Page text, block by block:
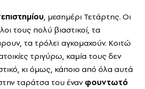
, μεσημέρι Τετάρτης. Οι
τους πολύ βιαστικοί, τα
τα τρόλεϊ αγκομαχούν. Κοιτώ
τριγύρω, καμία τους δεν
κι όμως, κάποιο από όλα αυτά
ταράτσα του έναν φουντωτό